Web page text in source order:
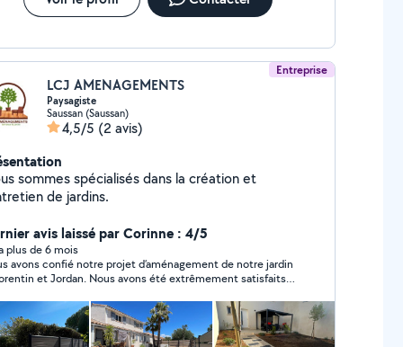
Entreprise
LCJ AMENAGEMENTS
Paysagiste
Saussan (Saussan)
4,5/5 (2 avis)
sommes spécialisés dans la création et
de jardins.
avis laissé par Corinne : 4/5
plus de 6 mois
avons confié notre projet d’aménagement de notre jardin
et Jordan. Nous avons été extrêmement satisfaits
de réception des travaux. Nous avons particulièrement
sérieux et leur professionnalisme . Ce sont 2
créatifs qui n’hésitent pas à prendre le temps d’être